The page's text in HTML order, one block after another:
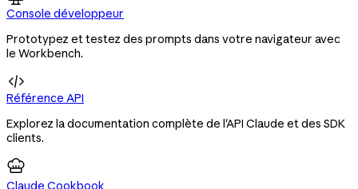
Console développeur
Prototypez et testez des prompts dans votre navigateur avec
le Workbench.

Référence API
Explorez la documentation complète de l'API Claude et des SDK
clients.
Claude Cookbook